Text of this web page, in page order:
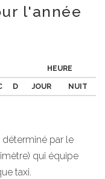
l'année
HEURE
D JOUR NUIT
déterminé par le
qui équipe
taxi.